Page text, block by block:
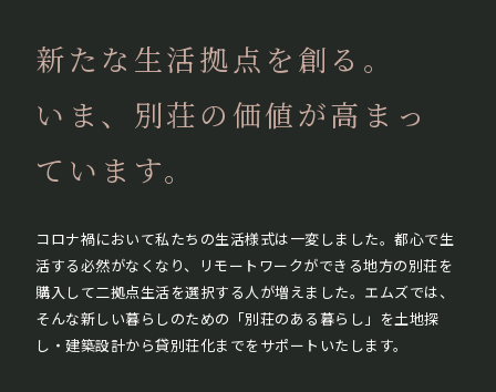
新たな生活拠点を創る。
いま、別荘の価値が高まっ
ています。
コロナ禍において私たちの生活様式は一変しました。都心で生
活する必然がなくなり、リモートワークができる地方の別荘を
購入して二拠点生活を選択する人が増えました。エムズでは、
そんな新しい暮らしのための「別荘のある暮らし」を土地探
し・建築設計から貸別荘化までをサポートいたします。